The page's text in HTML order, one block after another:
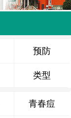
预防
类型
青春痘